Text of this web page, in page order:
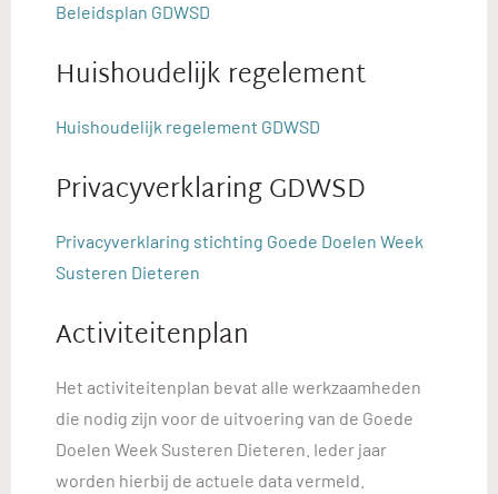
Beleidsplan GDWSD
Huishoudelijk regelement
Huishoudelijk regelement GDWSD
Privacyverklaring GDWSD
Privacyverklaring stichting Goede Doelen Week
Susteren Dieteren
Activiteitenplan
Het activiteitenplan bevat alle werkzaamheden
die nodig zijn voor de uitvoering van de Goede
Doelen Week Susteren Dieteren. Ieder jaar
worden hierbij de actuele data vermeld.